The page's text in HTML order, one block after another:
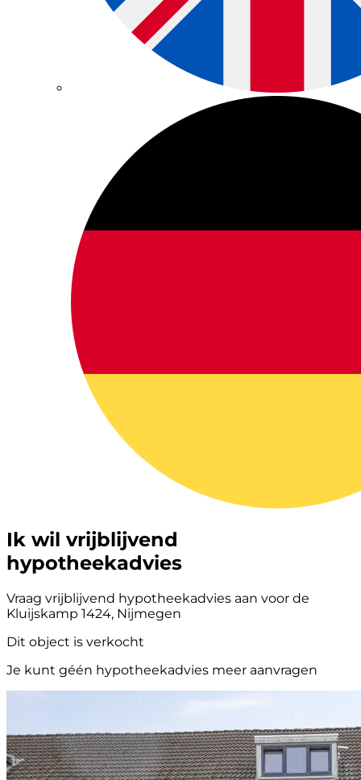
Ik wil vrijblijvend
hypotheekadvies
Vraag vrijblijvend hypotheekadvies aan voor de
Kluijskamp 1424, Nijmegen
Dit object is verkocht
Je kunt géén hypotheekadvies meer aanvragen